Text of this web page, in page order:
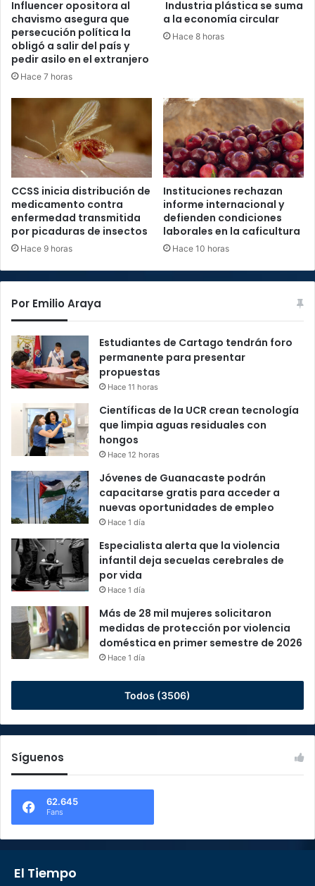
Influencer opositora al
chavismo asegura que
persecución política la
obligó a salir del país y
pedir asilo en el extranjero
Hace 7 horas
Industria plástica se suma
a la economía circular
Hace 8 horas
CCSS inicia distribución de
medicamento contra
enfermedad transmitida
por picaduras de insectos
Hace 9 horas
Instituciones rechazan
informe internacional y
defienden condiciones
laborales en la caficultura
Hace 10 horas
Por Emilio Araya
Estudiantes de Cartago tendrán foro
permanente para presentar
propuestas
Hace 11 horas
Científicas de la UCR crean tecnología
que limpia aguas residuales con
hongos
Hace 12 horas
Jóvenes de Guanacaste podrán
capacitarse gratis para acceder a
nuevas oportunidades de empleo
Hace 1 día
Especialista alerta que la violencia
infantil deja secuelas cerebrales de
por vida
Hace 1 día
Más de 28 mil mujeres solicitaron
medidas de protección por violencia
doméstica en primer semestre de 2026
Hace 1 día
Todos (3506)
Síguenos
62.645
Fans
El Tiempo